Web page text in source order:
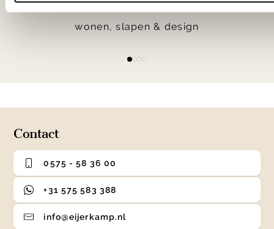
55.000 m2
wonen, slapen & design
Contact
0575 - 58 36 00
+31 575 583 388
info@eijerkamp.nl